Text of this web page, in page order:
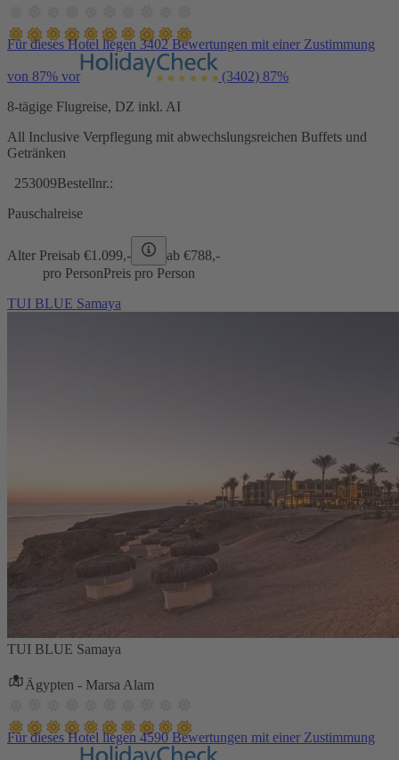
Für dieses Hotel liegen 3402 Bewertungen mit einer Zustimmung
von 87% vor (3402) 87%
8-tägige Flugreise, DZ inkl. AI
All Inclusive Verpflegung mit abwechslungsreichen Buffets und
Getränken
253009Bestellnr.:
Pauschalreise
Alter Preisab €1.099,- ab €788,-
pro PersonPreis pro Person
TUI BLUE Samaya
TUI BLUE Samaya
Ägypten - Marsa Alam
Für dieses Hotel liegen 4590 Bewertungen mit einer Zustimmung